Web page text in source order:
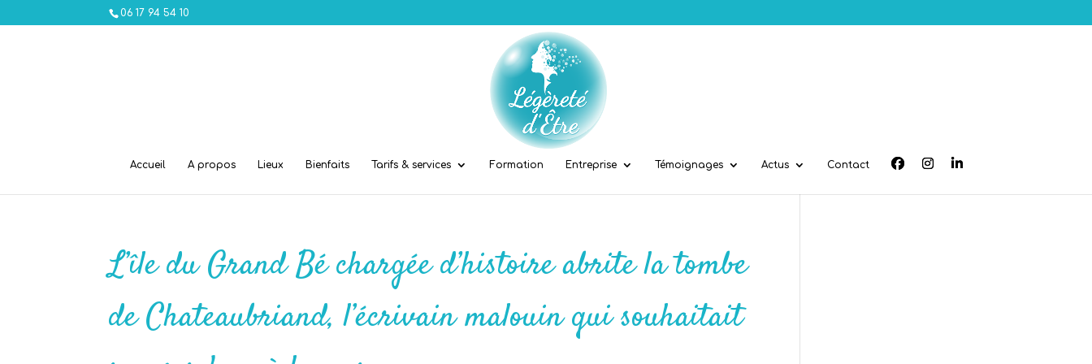
06 17 94 54 10
Accueil A propos Lieux Bienfaits Tarifs & services Formation Entreprise Témoignages Actus Contact
L’île du Grand Bé chargée d’histoire abrite la tombe
de Chateaubriand, l’écrivain malouin qui souhaitait